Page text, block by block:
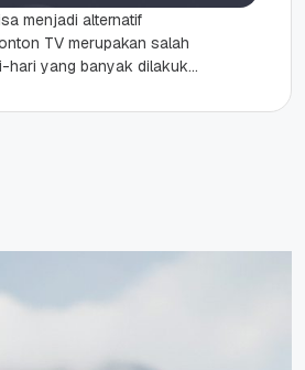
menjadi alternatif
TV merupakan salah
yang banyak dilakukan